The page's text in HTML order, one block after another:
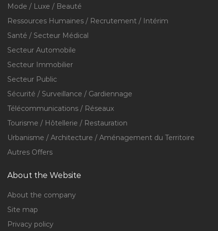
Mode / Luxe / Beauté
Ressources Humaines / Recrutement / Intérim
Santé / Secteur Médical
Secteur Automobile
Secteur Immobilier
Secteur Public
Sécurité / Surveillance / Gardiennage
Télécommunications / Réseaux
Tourisme / Hôtellerie / Restauration
Urbanisme / Architecture / Aménagement du Territoire
Autres Offers
About the Website
About the company
Site map
Privacy policy